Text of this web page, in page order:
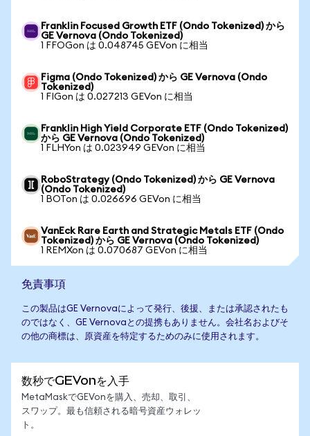
Franklin Focused Growth ETF (Ondo Tokenized) から
GE Vernova (Ondo Tokenized)
1 FFOGon は 0.048745 GEVon に相当
Figma (Ondo Tokenized) から GE Vernova (Ondo
Tokenized)
1 FIGon は 0.027213 GEVon に相当
Franklin High Yield Corporate ETF (Ondo Tokenized)
から GE Vernova (Ondo Tokenized)
1 FLHYon は 0.023949 GEVon に相当
RoboStrategy (Ondo Tokenized) から GE Vernova
(Ondo Tokenized)
1 BOTon は 0.026696 GEVon に相当
VanEck Rare Earth and Strategic Metals ETF (Ondo
Tokenized) から GE Vernova (Ondo Tokenized)
1 REMXon は 0.070687 GEVon に相当
免責事項
この製品はGE Vernovaによって発行、後援、または承認されたも
のではなく、GE Vernovaとの提携もありません。会社名およびそ
の他の商標は、原資産を特定するためのみに使用されます。
数秒でGEVonを入手
MetaMaskでGEVonを購入、売却、取引、
スワップ。最も信頼される暗号資産ウォレッ
ト。